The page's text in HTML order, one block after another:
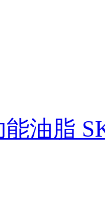
油脂